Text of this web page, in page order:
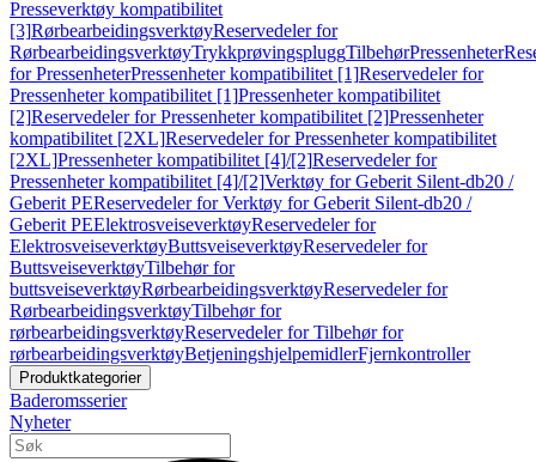
Presseverktøy kompatibilitet
[3]RørbearbeidingsverktøyReservedeler for
RørbearbeidingsverktøyTrykkprøvingspluggTilbehørPressenheter
for PressenheterPressenheter kompatibilitet [1]Reservedeler for
Pressenheter kompatibilitet [1]Pressenheter kompatibilitet
[2]Reservedeler for Pressenheter kompatibilitet [2]Pressenheter
kompatibilitet [2XL]Reservedeler for Pressenheter kompatibilitet
[2XL]Pressenheter kompatibilitet [4]/[2]Reservedeler for
Pressenheter kompatibilitet [4]/[2]Verktøy for Geberit Silent-db20 /
Geberit PEReservedeler for Verktøy for Geberit Silent-db20 /
Geberit PEElektrosveiseverktøyReservedeler for
ElektrosveiseverktøyButtsveiseverktøyReservedeler for
ButtsveiseverktøyTilbehør for
buttsveiseverktøyRørbearbeidingsverktøyReservedeler for
RørbearbeidingsverktøyTilbehør for
rørbearbeidingsverktøyReservedeler for Tilbehør for
rørbearbeidingsverktøyBetjeningshjelpemidlerFjernkontroller
Produktkategorier
Baderomsserier
Nyheter